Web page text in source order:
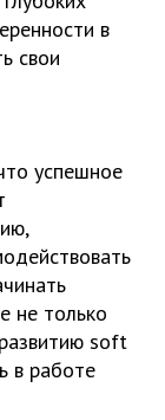
в
свои
успешное
не только
soft
в работе